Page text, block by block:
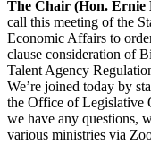
The Chair (Hon. Ernie
call this meeting of the
Economic Affairs to
clause consideration of
Talent Agency
We’re joined today by
the Office of Legislative
we have any questions,
various ministries via